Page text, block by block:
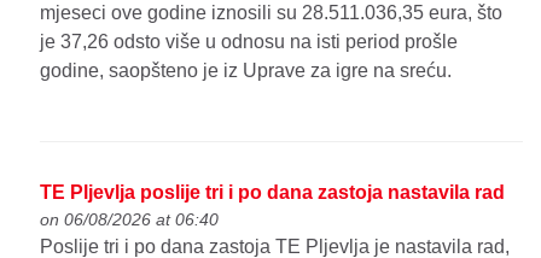
mjeseci ove godine iznosili su 28.511.036,35 eura, što
je 37,26 odsto više u odnosu na isti period prošle
godine, saopšteno je iz Uprave za igre na sreću.
TE Pljevlja poslije tri i po dana zastoja nastavila rad
on 06/08/2026 at 06:40
Poslije tri i po dana zastoja TE Pljevlja je nastavila rad,